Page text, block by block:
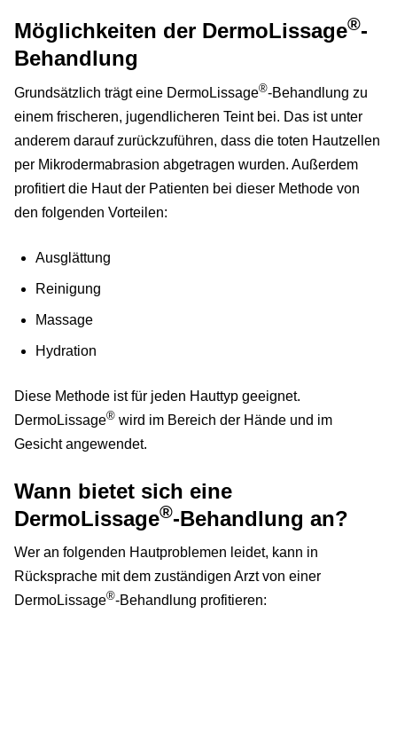
Möglichkeiten der DermoLissage®-
Behandlung
Grundsätzlich trägt eine DermoLissage®-Behandlung zu
einem frischeren, jugendlicheren Teint bei. Das ist unter
anderem darauf zurückzuführen, dass die toten Hautzellen
per Mikrodermabrasion abgetragen wurden. Außerdem
profitiert die Haut der Patienten bei dieser Methode von
den folgenden Vorteilen:
Ausglättung
Reinigung
Massage
Hydration
Diese Methode ist für jeden Hauttyp geeignet.
DermoLissage® wird im Bereich der Hände und im
Gesicht angewendet.
Wann bietet sich eine
DermoLissage®-Behandlung an?
Wer an folgenden Hautproblemen leidet, kann in
Rücksprache mit dem zuständigen Arzt von einer
DermoLissage®-Behandlung profitieren: